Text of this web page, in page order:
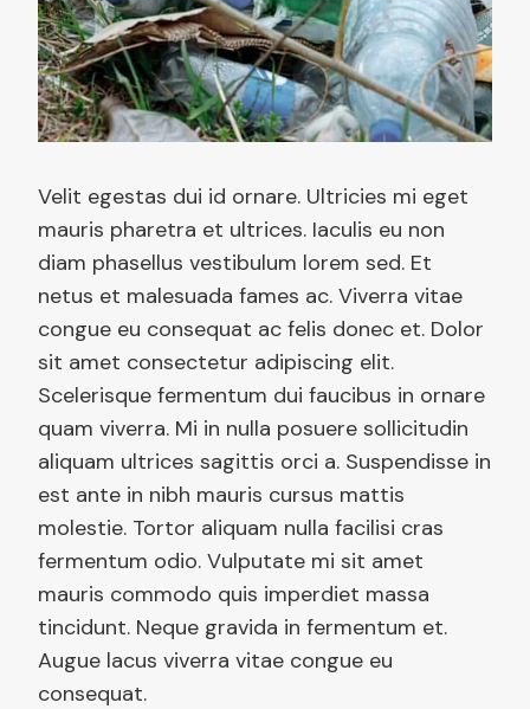
Velit egestas dui id ornare. Ultricies mi eget
mauris pharetra et ultrices. Iaculis eu non
diam phasellus vestibulum lorem sed. Et
netus et malesuada fames ac. Viverra vitae
congue eu consequat ac felis donec et. Dolor
sit amet consectetur adipiscing elit.
Scelerisque fermentum dui faucibus in ornare
quam viverra. Mi in nulla posuere sollicitudin
aliquam ultrices sagittis orci a. Suspendisse in
est ante in nibh mauris cursus mattis
molestie. Tortor aliquam nulla facilisi cras
fermentum odio. Vulputate mi sit amet
mauris commodo quis imperdiet massa
tincidunt. Neque gravida in fermentum et.
Augue lacus viverra vitae congue eu
consequat.